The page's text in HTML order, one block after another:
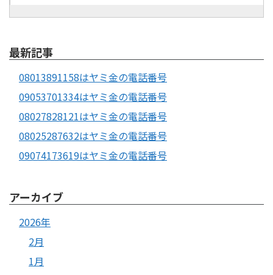
最新記事
08013891158はヤミ金の電話番号
09053701334はヤミ金の電話番号
08027828121はヤミ金の電話番号
08025287632はヤミ金の電話番号
09074173619はヤミ金の電話番号
アーカイブ
2026年
2月
1月